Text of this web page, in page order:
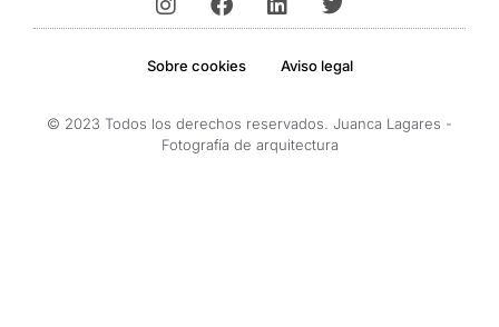
Sobre cookies Aviso legal
© 2023 Todos los derechos reservados. Juanca Lagares -
Fotografía de arquitectura